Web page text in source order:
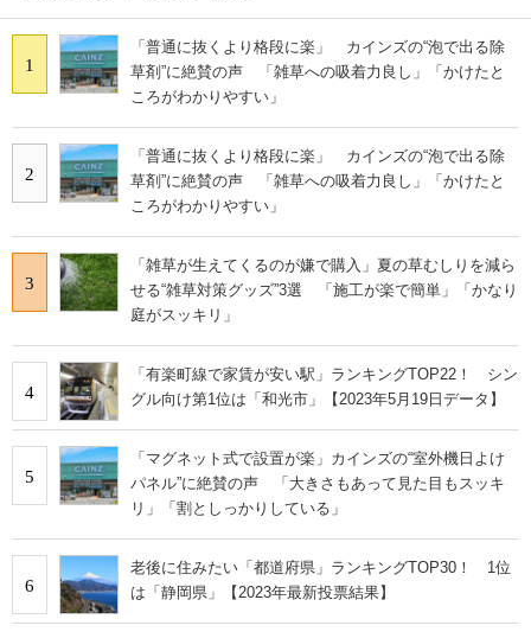
1
「普通に抜くより格段に楽」 カインズの“泡で出る除
草剤”に絶賛の声 「雑草への吸着力良し」「かけたと
ころがわかりやすい」
2
「普通に抜くより格段に楽」 カインズの“泡で出る除
草剤”に絶賛の声 「雑草への吸着力良し」「かけたと
ころがわかりやすい」
3
「雑草が生えてくるのが嫌で購入」夏の草むしりを減ら
せる“雑草対策グッズ”3選 「施工が楽で簡単」「かなり
庭がスッキリ」
4
「有楽町線で家賃が安い駅」ランキングTOP22！ シン
グル向け第1位は「和光市」【2023年5月19日データ】
5
「マグネット式で設置が楽」カインズの“室外機日よけ
パネル”に絶賛の声 「大きさもあって見た目もスッキ
リ」「割としっかりしている」
6
老後に住みたい「都道府県」ランキングTOP30！ 1位
は「静岡県」【2023年最新投票結果】